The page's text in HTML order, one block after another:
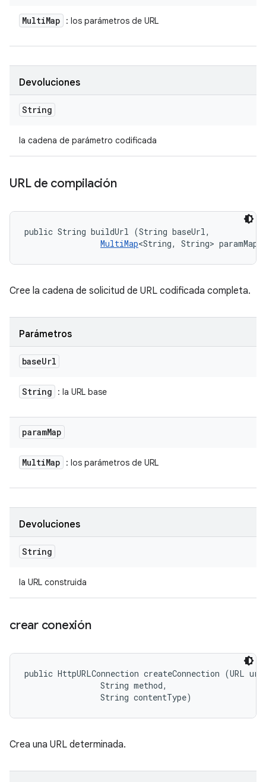
MultiMap : los parámetros de URL
Devoluciones
String
la cadena de parámetro codificada
URL de compilación
public String buildUrl (String baseUrl,
MultiMap<String, String> paramMap)
Cree la cadena de solicitud de URL codificada completa.
Parámetros
baseUrl
String : la URL base
paramMap
MultiMap : los parámetros de URL
Devoluciones
String
la URL construida
crear conexión
public HttpURLConnection createConnection (URL
                String method,
                String contentType)
Crea una URL determinada.